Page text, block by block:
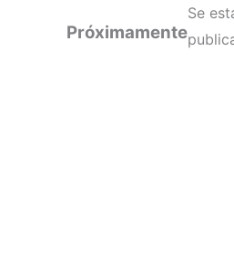
Próximamente
Se